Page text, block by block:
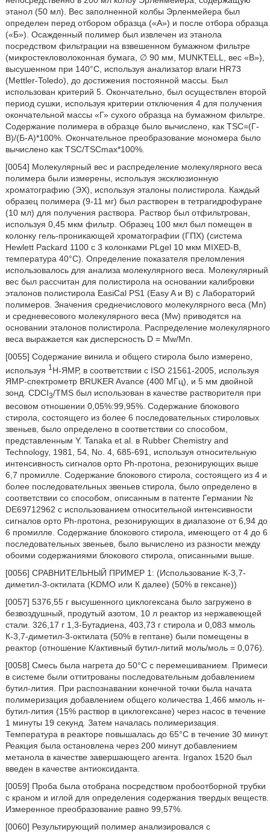
этанол (50 мл). Вес заполненной колбы Эрленмейера был
определен перед отбором образца («А») и после отбора образца
(«Б»). Осажденный полимер был извлечен из этанола
посредством фильтрации на взвешенном бумажном фильтре
(микростекловолоконная бумага, ∅ 90 мм, MUNKTELL, вес «В»),
высушенном при 140°C, используя анализатор влаги HR73
(Mettler-Toledo), до достижения постоянной массы. Был
использован критерий 5. Окончательно, был осуществлен второй
период сушки, используя критерии отключения 4 для получения
окончательной массы «Г» сухого образца на бумажном фильтре.
Содержание полимера в образце было вычислено, как TSC=(Г-
В)/(Б-A)*100%. Окончательное преобразование мономера было
вычислено как TSC/TSCmax*100%.
[0054] Молекулярный вес и распределение молекулярного веса
полимера были измерены, используя эксклюзионную
хроматографию (ЭХ), используя эталоны полистирола. Каждый
образец полимера (9-11 мг) был растворен в тетрагидрофуране
(10 мл) для получения раствора. Раствор был отфильтрован,
используя 0,45 мкм фильтр. Образец 100 мкл был помещен в
колонку гель-проникающей хроматографии (ГПХ) (система
Hewlett Packard 1100 с 3 колонками PLgel 10 мкм MIXED-B,
температура 40°C). Определение показателя преломления
использовалось для анализа молекулярного веса. Молекулярный
вес был рассчитан для полистирола на основании калибровки
эталонов полистирола EasiCal PS1 (Easy A и B) с Лабораторий
полимеров. Значения среднечислового молекулярного веса (Mn)
и средневесового молекулярного веса (Mw) приводятся на
основании эталонов полистирола. Распределение молекулярного
веса выражается как дисперсность D = Mw/Mn.
[0055] Содержание винила и общего стирола было измерено,
используя 1 H-ЯМР, в соответствии с ISO 21561-2005, используя
ЯМР-спектрометр BRUKER Avance (400 МГц), и 5 мм двойной
зонд. CDCI3/TMS был использован в качестве растворителя при
весовом отношении 0,05%:99,95%. Содержание блокового
стирола, состоящего из более 6 последовательных стироловых
звеньев, было определено в соответствии со способом,
представленным Y. Tanaka et al. в Rubber Chemistry and
Technology, 1981, 54, No. 4, 685-691, используя относительную
интенсивность сигналов орто Ph-протона, резонирующих выше
6,7 промилле. Содержание блокового стирола, состоящего из 4 и
более последовательных звеньев стирола, было определено в
соответствии со способом, описанным в патенте Германии №
DE69712962 c использованием относительной интенсивности
сигналов орто Ph-протона, резонирующих в диапазоне от 6,94 до
6 промилле. Содержание блокового стирола, имеющего от 4 до 6
последовательных звеньев, было вычислено из разности между
обоими содержаниями блокового стирола, описанными выше.
[0056] СРАВНИТЕЛЬНЫЙ ПРИМЕР 1: (Использование К-3,7-
диметил-3-октилата (KDMO или К далее) (50% в гексане))
[0057] 5376,55 г высушенного циклогексана было загружено в
безвоздушный, продутый азотом, 10 л реактор из нержавеющей
стали. 326,17 г 1,3-Бутадиена, 403,73 г стирола и 0,083 ммоль
К-3,7-диметил-3-октилата (50% в гептане) были помещены в
реактор (отношение К/активный бутил-литий моль/моль = 0,076).
[0058] Смесь была нагрета до 50°С с перемешиванием. Примеси
в системе были оттитрованы последовательным добавлением
бутил-лития. При распознавании конечной точки была начата
полимеризация добавлением общего количества 1,466 ммоль н-
бутил-лития (15% раствор в циклогексане) через насос в течение
1 минуты 19 секунд. Затем началась полимеризация.
Температура в реакторе повышалась до 65°C в течение 30 минут.
Реакция была остановлена через 200 минут добавлением
метанола в качестве завершающего агента. Irganox 1520 был
введен в качестве антиоксиданта.
[0059] Проба была отобрана посредством пробоотборной трубки
с краном и иглой для определения содержания твердых веществ.
Измеренное преобразование равно 99,57%.
[0060] Результирующий полимер анализировался с